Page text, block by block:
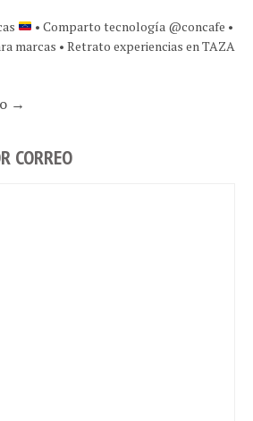
• Comparto tecnología @concafe •
marcas • Retrato experiencias en TAZA
→
CORREO